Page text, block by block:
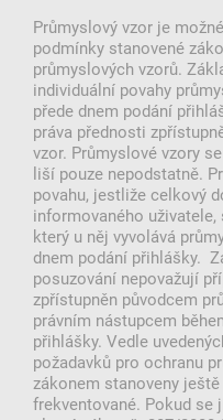
Průmyslový vzor je
podmínky stanovené
průmyslových vzorů.
individuální povahy
přede dnem podání
práva přednosti
vzor. Průmyslové vzory
liší pouze nepodstatně.
povahu, jestliže celkový
informovaného
který u něj vyvolává
dnem podání přihlášky.
posuzování nepovažují
zpřístupněn původcem
právním nástupcem
přihlášky. Vedle
požadavků pro ochranu
zákonem stanoveny
frekventované. Pokud se